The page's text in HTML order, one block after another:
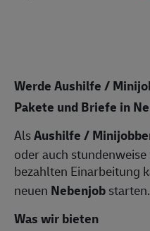
Werde Aushilfe /
Pakete und Briefe in
AlsAushilfe /
oder auch
bezahlten Einarbeitung
neuen Nebenjobstarten.
Was wir bieten